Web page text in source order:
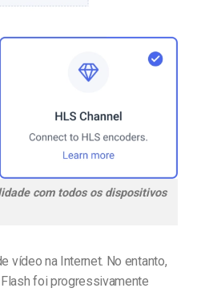
com todos os dispositivos
vídeo na Internet. No entanto,
foi progressivamente